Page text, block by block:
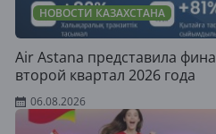
НОВОСТИ КАЗАХСТАНА
Air Astana представила
второй квартал 2026 года
06.08.2026